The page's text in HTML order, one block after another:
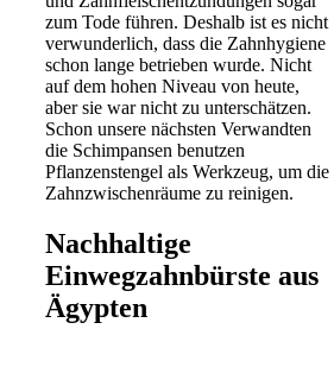
zum Tode führen. Deshalb ist es nicht
verwunderlich, dass die Zahnhygiene
schon lange betrieben wurde. Nicht
auf dem hohen Niveau von heute,
aber sie war nicht zu unterschätzen.
Schon unsere nächsten Verwandten
die Schimpansen benutzen
Pflanzenstengel als Werkzeug, um die
Zahnzwischenräume zu reinigen.
Nachhaltige
Einwegzahnbürste aus
Ägypten